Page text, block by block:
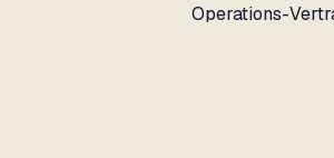
Operations-